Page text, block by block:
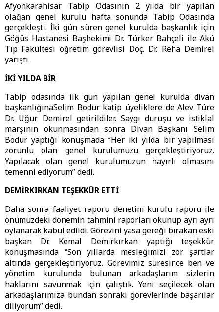
Afyonkarahisar Tabip Odasının 2 yılda bir yapılan
olağan genel kurulu hafta sonunda Tabip Odasında
gerçekleşti. İki gün süren genel kurulda başkanlık için
Göğüs Hastanesi Başhekimi Dr. Türker Bahçeli ile Akü
Tıp Fakültesi öğretim görevlisi Doç. Dr. Reha Demirel
yarıştı.
İKİ YILDA BİR
Tabip odasında ilk gün yapılan genel kurulda divan
başkanlığınaSelim Bodur katip üyeliklere de Alev Türe
Dr. Uğur Demirel getirildiler. Saygı duruşu ve istiklal
marşının okunmasından sonra Divan Başkanı Selim
Bodur yaptığı konuşmada “Her iki yılda bir yapılması
zorunlu olan genel kurulumuzu gerçekleştiriyoruz.
Yapılacak olan genel kurulumuzun hayırlı olmasını
temenni ediyorum” dedi.
DEMİRKIRKAN TEŞEKKÜR ETTİ
Daha sonra faaliyet raporu denetim kurulu raporu ile
önümüzdeki dönemin tahmini raporları okunup ayrı ayrı
oylanarak kabul edildi. Görevini yasa gereği bırakan eski
başkan Dr. Kemal Demirkırkan yaptığı teşekkür
konuşmasında “Son yıllarda mesleğimizi zor şartlar
altında gerçekleştiriyoruz. Görevimiz süresince ben ve
yönetim kurulunda bulunan arkadaşlarım sizlerin
haklarını savunmak için çalıştık. Yeni seçilecek olan
arkadaşlarımıza bundan sonraki görevlerinde başarılar
diliyorum” dedi.